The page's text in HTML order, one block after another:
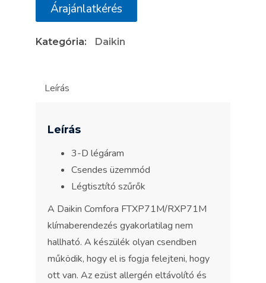
mennyiség
Árajánlatkérés
Kategória: Daikin
Leírás
Leírás
3-D légáram
Csendes üzemmód
Légtisztító szűrők
A Daikin Comfora FTXP71M/RXP71M
klímaberendezés gyakorlatilag nem
hallható. A készülék olyan csendben
működik, hogy el is fogja felejteni, hogy
ott van. Az ezüst allergén eltávolító és